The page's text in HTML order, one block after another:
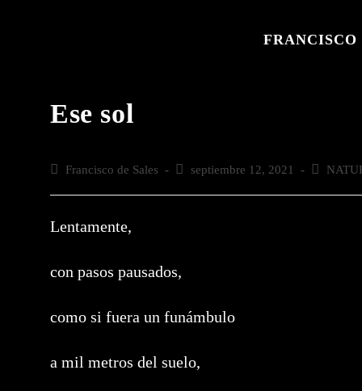
FRANCISCO
Ese sol
Autor
entrada:
Francisco de Sales
Publicación
septiembre 12, 2021
Categoría
Lentamente,
con pasos pausados,
como si fuera un funámbulo
a mil metros del suelo,